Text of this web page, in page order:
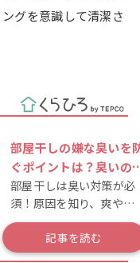
グを意識して清潔さ
部屋干しの嫌な臭いを
ぐポイントは？臭いの
り方も解説
部屋干しは臭い対策が必
須！原因を知り、爽やか
な洗濯物に仕上げよう♪
記事を読む